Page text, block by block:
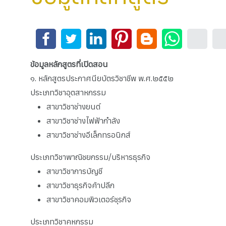
ข้อมูลหลักสูตรที่เปิดสอน
๑. หลักสูตรประกาศนียบัตรวิชาชีพ พ.ศ.๒๕๕๒
ประเภทวิชาอุตสาหกรรม
สาขาวิชาช่างยนต์
สาขาวิชาช่างไฟฟ้ากำลัง
สาขาวิชาช่างอีเล็กทรอนิกส์
ประเภทวิชาพาณิชยกรรม/บริหารธุรกิจ
สาขาวิชาการบัญชี
สาขาวิชาธุรกิจค้าปลีก
สาขาวิชาคอมพิวเตอร์ชุรกิจ
ประเภทวิชาคหกรรม